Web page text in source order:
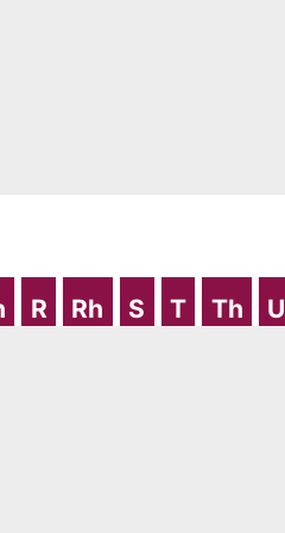
Cymdeithasol -
R Rh S T Th U